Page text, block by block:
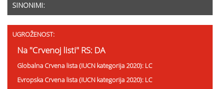
SINONIMI:
UGROŽENOST:
Na "Crvenoj listi" RS: DA
Globalna Crvena lista (IUCN kategorija 2020): LC
Evropska Crvena lista (IUCN kategorija 2020): LC